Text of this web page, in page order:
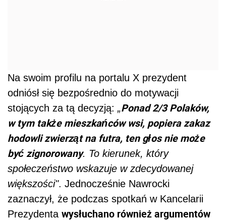
Na swoim profilu na portalu X prezydent
odniósł się bezpośrednio do motywacji
stojących za tą decyzją: „Ponad 2/3 Polaków,
w tym także mieszkańców wsi, popiera zakaz
hodowli zwierząt na futra, ten głos nie może
być zignorowany. To kierunek, który
społeczeństwo wskazuje w zdecydowanej
większości". Jednocześnie Nawrocki
zaznaczył, że podczas spotkań w Kancelarii
Prezydenta wysłuchano również argumentów